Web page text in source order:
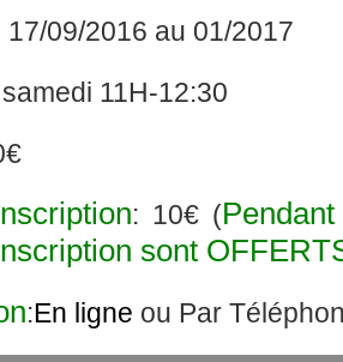
17/09/2016 au 01/2017
samedi 11H-12:30
: 10€ (
sont
:En ligne ou Par